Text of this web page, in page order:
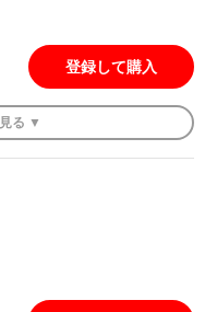
登録して購入
見る ▼